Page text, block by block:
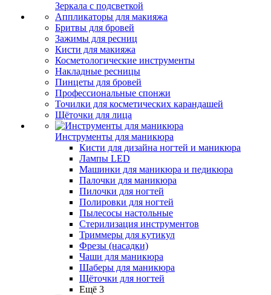
Зеркала с подсветкой
Аппликаторы для макияжа
Бритвы для бровей
Зажимы для ресниц
Кисти для макияжа
Косметологические инструменты
Накладные ресницы
Пинцеты для бровей
Профессиональные спонжи
Точилки для косметических карандашей
Щёточки для лица
Инструменты для маникюра
Кисти для дизайна ногтей и маникюра
Лампы LED
Машинки для маникюра и педикюра
Палочки для маникюра
Пилочки для ногтей
Полировки для ногтей
Пылесосы настольные
Стерилизация инструментов
Триммеры для кутикул
Фрезы (насадки)
Чаши для маникюра
Шаберы для маникюра
Щёточки для ногтей
Ещё 3